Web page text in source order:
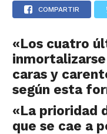
COMPARTIR
«Los cuatro
caras y
según esta
«La prioridad
que se cae a